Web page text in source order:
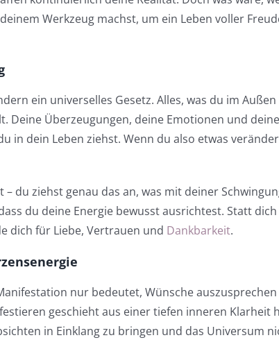
Werkzeug machst, um ein Leben voller
ein universelles Gesetz. Alles, was du im
Deine Überzeugungen, deine Emotionen und
in dein Leben ziehst. Wenn du also etwas
du ziehst genau das an, was mit deiner
du deine Energie bewusst ausrichtest. Statt
dich für Liebe, Vertrauen und Dankbarkeit.
nur bedeutet, Wünsche
geschieht aus einer tiefen inneren Klarheit
in Einklang zu bringen und das Universum